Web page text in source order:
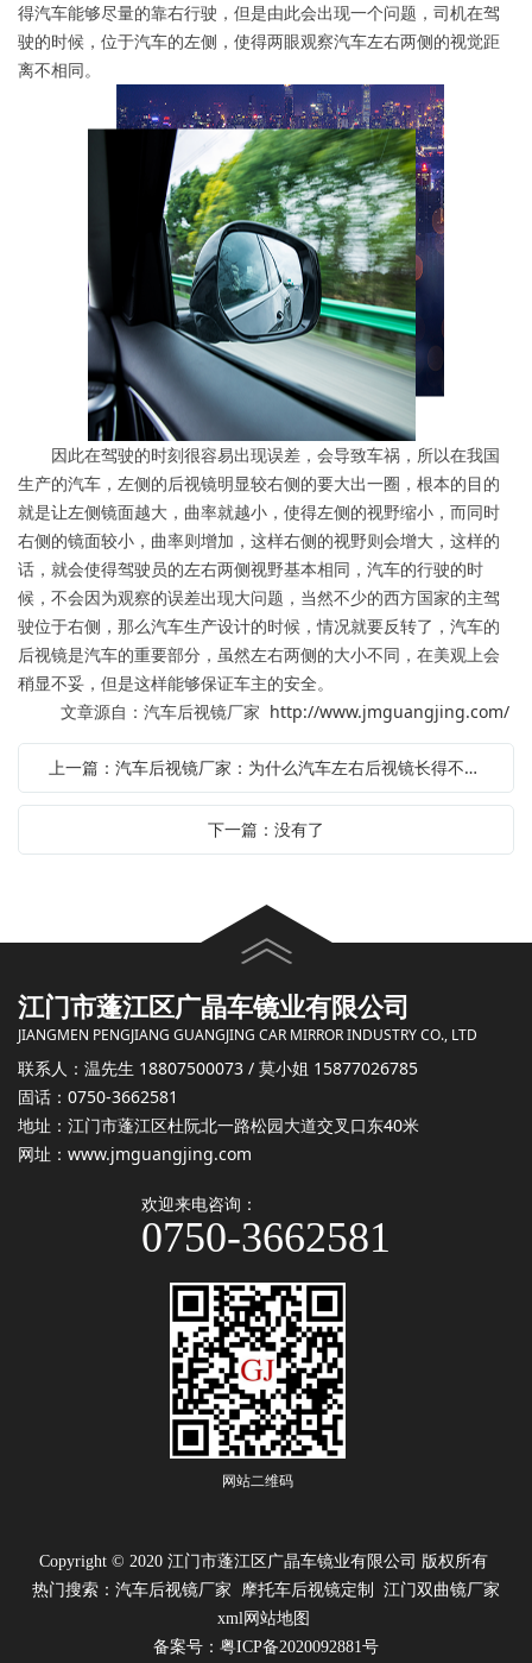
得汽车能够尽量的靠右行驶，但是由此会出现一个问题，司机在驾
驶的时候，位于汽车的左侧，使得两眼观察汽车左右两侧的视觉距
离不相同。
因此在驾驶的时刻很容易出现误差，会导致车祸，所以在我国
生产的汽车，左侧的后视镜明显较右侧的要大出一圈，根本的目的
就是让左侧镜面越大，曲率就越小，使得左侧的视野缩小，而同时
右侧的镜面较小，曲率则增加，这样右侧的视野则会增大，这样的
话，就会使得驾驶员的左右两侧视野基本相同，汽车的行驶的时
候，不会因为观察的误差出现大问题，当然不少的西方国家的主驾
驶位于右侧，那么汽车生产设计的时候，情况就要反转了，汽车的
后视镜是汽车的重要部分，虽然左右两侧的大小不同，在美观上会
稍显不妥，但是这样能够保证车主的安全。
文章源自：汽车后视镜厂家 http://www.jmguangjing.com/
上一篇：汽车后视镜厂家：为什么汽车左右后视镜长得不一样
下一篇：没有了
江门市蓬江区广晶车镜业有限公司
JIANGMEN PENGJIANG GUANGJING CAR MIRROR INDUSTRY CO., LTD
联系人： 温先生 18807500073 / 莫小姐 15877026785
固话：0750-3662581
地址：江门市蓬江区杜阮北一路松园大道交叉口东40米
网址： www.jmguangjing.com
欢迎来电咨询：
0750-3662581
网站二维码
Copyright © 2020 江门市蓬江区广晶车镜业有限公司 版权所有
热门搜索： 汽车后视镜厂家 摩托车后视镜定制 江门双曲镜厂家
xml网站地图
备案号：粤ICP备2020092881号